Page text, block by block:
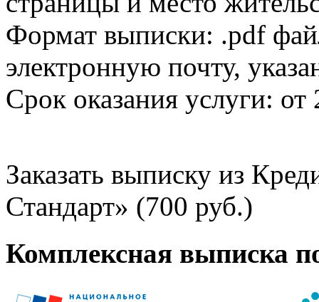
Формат выписки: .pdf
электронную почту,
Срок оказания услуги: от
Заказать выписку из
Стандарт» (700 руб.)
Комплексная выписка